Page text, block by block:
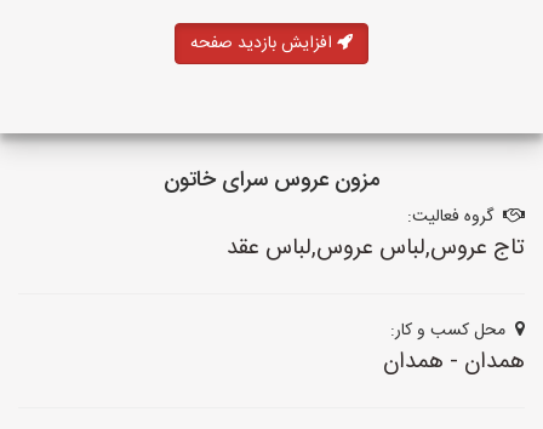
افزایش بازدید صفحه
مزون عروس سرای خاتون
گروه فعالیت:
تاج عروس,لباس عروس,لباس عقد
محل کسب و کار:
همدان - همدان